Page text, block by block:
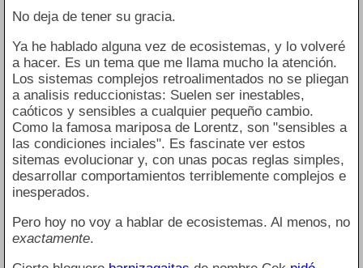
No deja de tener su gracia.
Ya he hablado alguna vez de ecosistemas, y lo volveré
a hacer. Es un tema que me llama mucho la atención.
Los sistemas complejos retroalimentados no se pliegan
a analisis reduccionistas: Suelen ser inestables,
caóticos y sensibles a cualquier pequeño cambio.
Como la famosa mariposa de Lorentz, son "sensibles a
las condiciones inciales". Es fascinate ver estos
sitemas evolucionar y, con unas pocas reglas simples,
desarrollar comportamientos terriblemente complejos e
inesperados.
Pero hoy no voy a hablar de ecosistemas. Al menos, no
exactamente.